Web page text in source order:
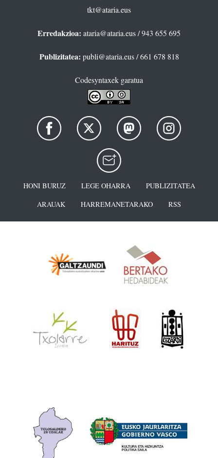
tkt@ataria.eus
Erredakzioa: ataria@ataria.eus/ 943 655 695
Publizitatea: publi@ataria.eus/ 661 678 818
Codesyntaxek garatua
HONI BURUZ LEGE OHARRA
PUBLIZITATEA
ARAUAK
HARREMANETARAKO RSS